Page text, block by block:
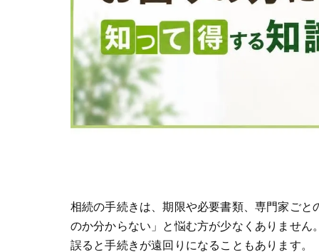
相続の手続きは、期限や必要書類、専門家ご
のか分からない」と悩む方が少なくありませ
誤ると手続きが遠回りになることもあります。